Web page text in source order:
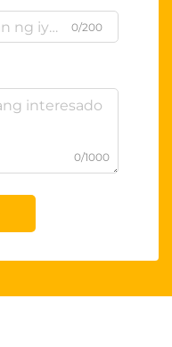
0/200
0/1000